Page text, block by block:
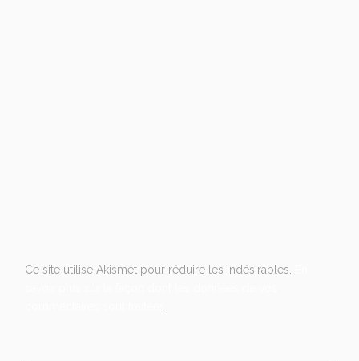
Ce site utilise Akismet pour réduire les indésirables.